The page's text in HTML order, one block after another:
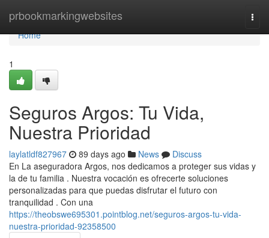
prbookmarkingwebsites
Home
Home
1
Seguros Argos: Tu Vida,
Nuestra Prioridad
laylatldf827967 89 days ago News
Discuss
En La aseguradora Argos, nos dedicamos a proteger sus vidas y
la de tu familia . Nuestra vocación es ofrecerte soluciones
personalizadas para que puedas disfrutar el futuro con
tranquilidad . Con una
https://theobswe695301.pointblog.net/seguros-argos-tu-vida-
nuestra-prioridad-92358500